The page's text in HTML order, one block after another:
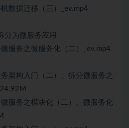
数据迁移（三）_ev.mp4
分为微服务应用
服务之微服务化（二）_ev.mp4
架构入门（二）、拆分微服务之
服务之模块化（二）、微服务化